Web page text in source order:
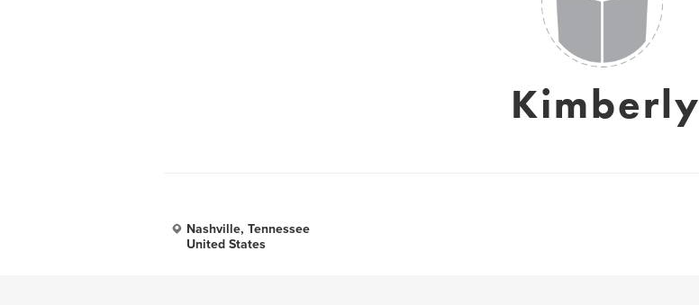
Kimberly
Nashville, Tennessee
United States